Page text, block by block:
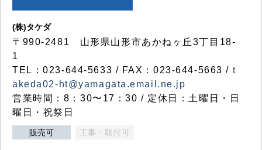
(株)タケダ
〒990-2481 山形県山形市あかねヶ丘3丁目18-
1
TEL：023-644-5633 / FAX：023-644-5663 / t
akeda02-ht@yamagata.email.ne.jp
営業時間：8：30〜17：30 / 定休日：土曜日・日
曜日・祝祭日
販売可 工事・取付可